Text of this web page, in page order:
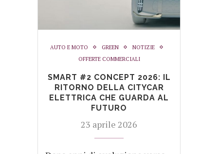
AUTO E MOTO GREEN
NOTIZIE
OFFERTE COMMERCIALI
SMART #2 CONCEPT 2026: IL
RITORNO DELLA CITYCAR
ELETTRICA CHE GUARDA AL
FUTURO
23 aprile 2026